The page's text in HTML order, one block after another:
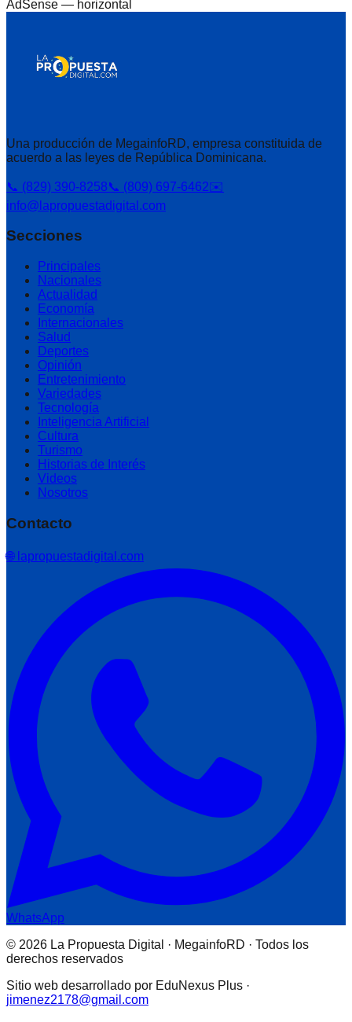
AdSense — horizontal
Una producción de MegainfoRD, empresa constituida de
acuerdo a las leyes de República Dominicana.
📞 (829) 390-8258📞 (809) 697-6462✉️
info@lapropuestadigital.com
Secciones
Principales
Nacionales
Actualidad
Economía
Internacionales
Salud
Deportes
Opinión
Entretenimiento
Variedades
Tecnología
Inteligencia Artificial
Cultura
Turismo
Historias de Interés
Videos
Nosotros
Contacto
🌐 lapropuestadigital.com
WhatsApp
© 2026 La Propuesta Digital · MegainfoRD · Todos los
derechos reservados
Sitio web desarrollado por EduNexus Plus ·
jimenez2178@gmail.com